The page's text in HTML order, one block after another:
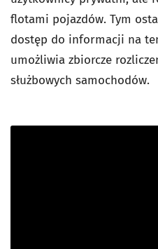
flotami pojazdów. Tym
dostęp do informacji na
umożliwia zbiorcze
służbowych samochodów.